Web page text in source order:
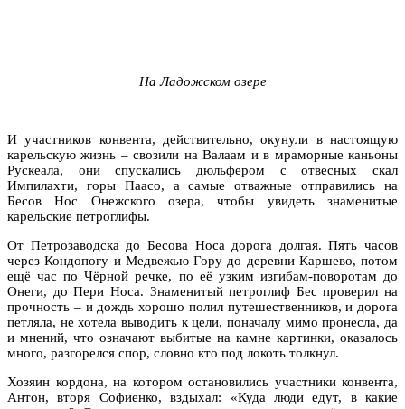
На Ладожском озере
И участников конвента, действительно, окунули в настоящую
карельскую жизнь – свозили на Валаам и в мраморные каньоны
Рускеала, они спускались дюльфером с отвесных скал
Импилахти, горы Паасо, а самые отважные отправились на
Бесов Нос Онежского озера, чтобы увидеть знаменитые
карельские петроглифы.
От Петрозаводска до Бесова Носа дорога долгая. Пять часов
через Кондопогу и Медвежью Гору до деревни Каршево, потом
ещё час по Чёрной речке, по её узким изгибам-поворотам до
Онеги, до Пери Носа. Знаменитый петроглиф Бес проверил на
прочность – и дождь хорошо полил путешественников, и дорога
петляла, не хотела выводить к цели, поначалу мимо пронесла, да
и мнений, что означают выбитые на камне картинки, оказалось
много, разгорелся спор, словно кто под локоть толкнул.
Хозяин кордона, на котором остановились участники конвента,
Антон, вторя Софиенко, вздыхал: «Куда люди едут, в какие